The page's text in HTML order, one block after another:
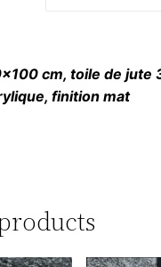
cm, toile de jute
finition mat